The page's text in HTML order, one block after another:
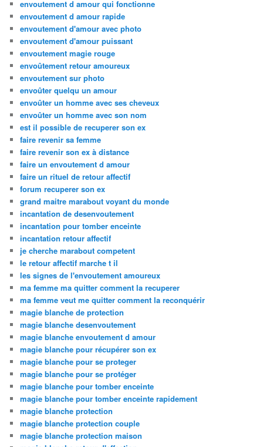
envoutement d amour qui fonctionne
envoutement d amour rapide
envoutement d'amour avec photo
envoutement d'amour puissant
envoutement magie rouge
envoûtement retour amoureux
envoutement sur photo
envoûter quelqu un amour
envoûter un homme avec ses cheveux
envoûter un homme avec son nom
est il possible de recuperer son ex
faire revenir sa femme
faire revenir son ex à distance
faire un envoutement d amour
faire un rituel de retour affectif
forum recuperer son ex
grand maitre marabout voyant du monde
incantation de desenvoutement
incantation pour tomber enceinte
incantation retour affectif
je cherche marabout competent
le retour affectif marche t il
les signes de l'envoutement amoureux
ma femme ma quitter comment la recuperer
ma femme veut me quitter comment la reconquérir
magie blanche de protection
magie blanche desenvoutement
magie blanche envoutement d amour
magie blanche pour récupérer son ex
magie blanche pour se proteger
magie blanche pour se protéger
magie blanche pour tomber enceinte
magie blanche pour tomber enceinte rapidement
magie blanche protection
magie blanche protection couple
magie blanche protection maison